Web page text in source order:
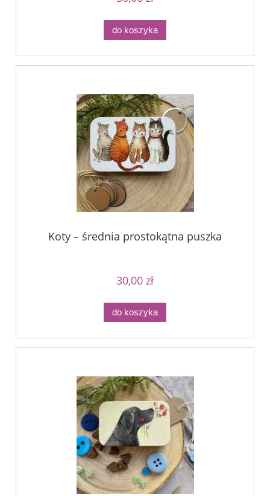
do koszyka
Koty – średnia prostokątna puszka
30,00 zł
do koszyka